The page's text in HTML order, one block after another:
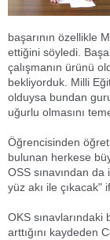
başarının özellikle
ettiğini söyledi.
çalışmanın ürünü
bekliyorduk. Milli
olduysa bundan
uğurlu olmasını
Öğrencisinden
bulunan herkese
OSS sınavından
yüz akı ile çıkacak"
OKS sınavlarındaki
arttığını kaydeden